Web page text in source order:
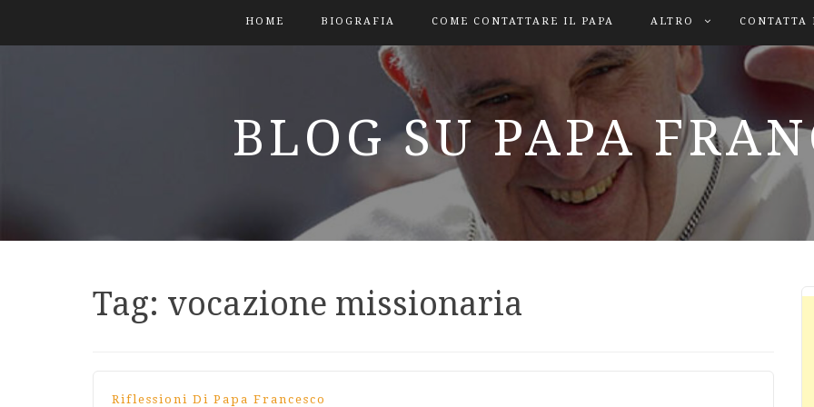
HOME BIOGRAFIA COME CONTATTARE IL PAPA ALTRO CONTATTA
BLOG SU PAPA
Tag: vocazione missionaria
Riflessioni Di Papa Francesco